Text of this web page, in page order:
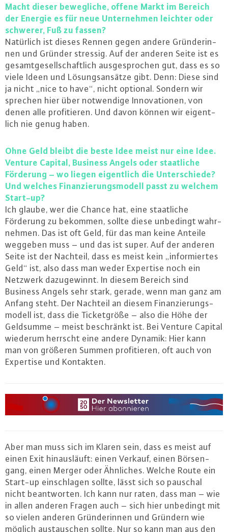
Macht dieser be­weg­li­che, offene Markt im Bereich
der Energie es für neue Un­ter­neh­men leichter oder
schwerer, Fuß zu fassen?
Natürlich ist dieses Rennen gegen andere Grün­de­rin­
nen und Gründer stressig. Auf der anderen Seite ist es
ge­samt­ge­sell­schaft­lich aus­ge­spro­chen gut, dass es so
viele Ideen und Lö­sungs­an­sät­ze gibt. Denn: Diese sind
ja nicht „nice to have“, nicht optional. Sondern wir
sprechen hier über not­wen­di­ge In­no­va­tio­nen, von
denen alle pro­fi­tie­ren. Und davon können wir ei­gent­
lich nie genug haben.
Ohne Geld bleibt die beste Idee meist nur eine Idee.
Venture Capital, Business Angels oder staat­li­che
Förderung – wo liegen ei­gent­lich die Un­ter­schie­de?
Und welches Fi­nan­zie­rungs­mo­dell passt zu welchem
Start-up?
Ich glaube, wer die Chance hat, eine staat­li­che
Förderung zu bekommen, sollte diese unbedingt wahr­
neh­men. Das ist oft Geld, für das man keine Anteile
weggeben muss – und das ist super. Auf der anderen
Seite ist der Nachteil, dass es meist kein „in­for­mier­tes
Geld“ ist, also dass man weder Expertise noch ein
Netzwerk da­zu­ge­winnt. In diesem Bereich sind
Business Angels sehr stark, gerade, wenn man ganz am
Anfang steht. Der Nachteil an diesem Fi­nan­zie­rungs­
mo­dell ist, dass die Ti­cket­grö­ße – also die Höhe der
Geldsumme – meist be­schränkt ist. Bei Venture Capital
wiederum herrscht eine andere Dynamik: Hier kann
man von größeren Summen pro­fi­tie­ren, oft auch von
Expertise und Kontakten.
Aber man muss sich im Klaren sein, dass es meist auf
einen Exit hin­aus­läuft: einen Verkauf, einen Bör­sen­
gang, einen Merger oder Ähnliches. Welche Route ein
Start-up ein­schla­gen sollte, lässt sich so pauschal
nicht be­ant­wor­ten. Ich kann nur raten, dass man – wie
in allen anderen Fragen auch – sich hier unbedingt mit
so vielen anderen Grün­de­rin­nen und Gründern wie
möglich aus­tau­schen sollte. Nur so kann man aus den